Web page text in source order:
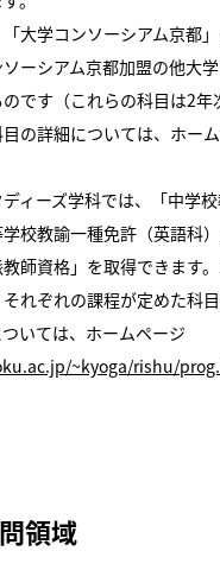
「大学コンソーシアム京都
ーシアム京都加盟の他大
です（これらの科目は2年
の詳細については、ホー
ィーズ学科では、「中学
学校教諭一種免許（英語科
師資格」を取得できます
れぞれの課程が定めた科
いては、ホームページ
~kyoga/rishu/
領域